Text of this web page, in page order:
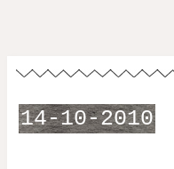
14-10-2010